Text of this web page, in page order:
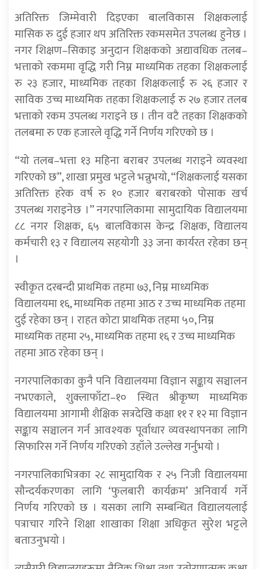
अतिरिक्त जिम्मेवारी दिइएका बालविकास शिक्षकलाई
मासिक रु दुई हजार थप अतिरिक्त रकमसमेत उपलब्ध हुनेछ ।
नगर शिक्षण–सिकाइ अनुदान शिक्षकको अद्यावधिक तलब–
भत्ताको रकममा वृद्धि गरी निम्न माध्यमिक तहका शिक्षकलाई
रु २३ हजार, माध्यमिक तहका शिक्षकलाई रु २६ हजार र
साविक उच्च माध्यमिक तहका शिक्षकलाई रु २७ हजार तलब
भत्ताको रकम उपलब्ध गराइने छ । तीन वटै तहका शिक्षकको
तलबमा रु एक हजारले वृद्धि गर्ने निर्णय गरिएको छ ।
“यो तलब–भत्ता १३ महिना बराबर उपलब्ध गराइने व्यवस्था
गरिएको छ”, शाखा प्रमुख भट्टले भन्नुभयो, “शिक्षकलाई यसका
अतिरिक्त हरेक वर्ष रु १० हजार बराबरको पोसाक खर्च
उपलब्ध गराइनेछ ।” नगरपालिकामा सामुदायिक विद्यालयमा
८८ नगर शिक्षक, ६५ बालविकास केन्द्र शिक्षक, विद्यालय
कर्मचारी १३ र विद्यालय सहयोगी ३३ जना कार्यरत रहेका छन्
।
स्वीकृत दरबन्दी प्राथमिक तहमा ७३, निम्न माध्यमिक
विद्यालयमा १६, माध्यमिक तहमा आठ र उच्च माध्यमिक तहमा
दुई रहेका छन् । राहत कोटा प्राथमिक तहमा ५०, निम्न
माध्यमिक तहमा २५, माध्यमिक तहमा १६ र उच्च माध्यमिक
तहमा आठ रहेका छन् ।
नगरपालिकाका कुनै पनि विद्यालयमा विज्ञान सङ्काय सञ्चालन
नभएकाले, शुक्लाफाँटा–१० स्थित श्रीकृष्ण माध्यमिक
विद्यालयमा आगामी शैक्षिक सत्रदेखि कक्षा ११ र १२ मा विज्ञान
सङ्काय सञ्चालन गर्न आवश्यक पूर्वाधार व्यवस्थापनका लागि
सिफारिस गर्ने निर्णय गरिएको उहाँले उल्लेख गर्नुभयो ।
नगरपालिकाभित्रका २८ सामुदायिक र २५ निजी विद्यालयमा
सौन्दर्यकरणका लागि ‘फुलबारी कार्यक्रम’ अनिवार्य गर्ने
निर्णय गरिएको छ । यसका लागि सम्बन्धित विद्यालयलाई
पत्राचार गरिने शिक्षा शाखाका शिक्षा अधिकृत सुरेश भट्टले
बताउनुभयो ।